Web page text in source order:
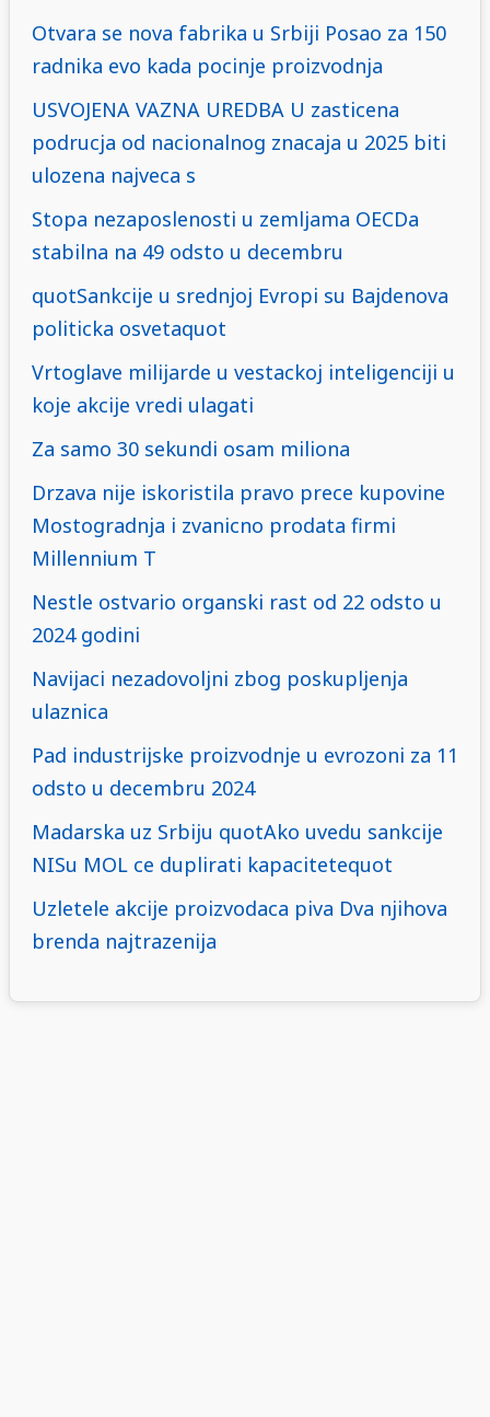
Otvara se nova fabrika u Srbiji Posao za 150
radnika evo kada pocinje proizvodnja
USVOJENA VAZNA UREDBA U zasticena
podrucja od nacionalnog znacaja u 2025 biti
ulozena najveca s
Stopa nezaposlenosti u zemljama OECDa
stabilna na 49 odsto u decembru
quotSankcije u srednjoj Evropi su Bajdenova
politicka osvetaquot
Vrtoglave milijarde u vestackoj inteligenciji u
koje akcije vredi ulagati
Za samo 30 sekundi osam miliona
Drzava nije iskoristila pravo prece kupovine
Mostogradnja i zvanicno prodata firmi
Millennium T
Nestle ostvario organski rast od 22 odsto u
2024 godini
Navijaci nezadovoljni zbog poskupljenja
ulaznica
Pad industrijske proizvodnje u evrozoni za 11
odsto u decembru 2024
Madarska uz Srbiju quotAko uvedu sankcije
NISu MOL ce duplirati kapacitetequot
Uzletele akcije proizvodaca piva Dva njihova
brenda najtrazenija